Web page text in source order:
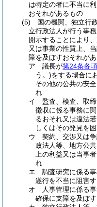
は特定の者に不当に
おそれがあるもの
(5)
国の機関、独立行
立行政法人が行う事
開示することにより
又は事業の性質上、
障を及ぼすおそれが
ア
議長が第24条各項
う。)をする場合に
その他の公共の安
れ
イ
監査、検査、取
徴収に係る事務に
るおそれ又は違法
しくはその発見を
ウ
契約、交渉又は
政法人等、地方公
上の利益又は当事
れ
エ
調査研究に係る
遂行を不当に阻害
オ
人事管理に係る
確保に支障を及ぼ